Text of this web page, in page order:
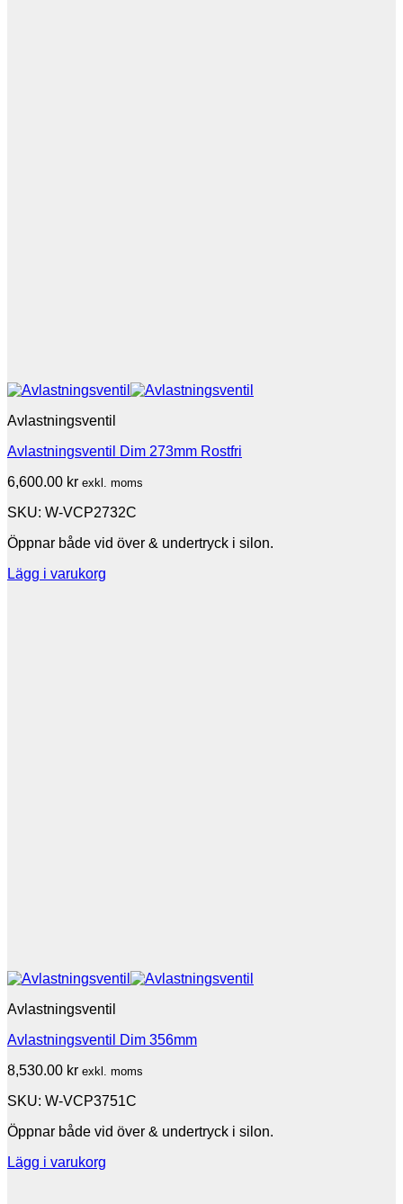
Avlastningsventil
Avlastningsventil Dim 273mm Rostfri
6,600.00 kr exkl. moms
SKU: W-VCP2732C
Öppnar både vid över & undertryck i silon.
Lägg i varukorg
Avlastningsventil
Avlastningsventil Dim 356mm
8,530.00 kr exkl. moms
SKU: W-VCP3751C
Öppnar både vid över & undertryck i silon.
Lägg i varukorg